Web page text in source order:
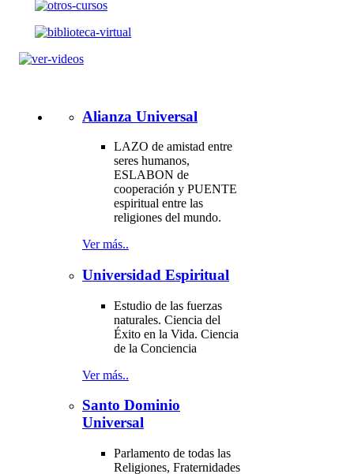
Alianza Universal
LAZO de amistad entre
seres humanos,
ESLABON de
cooperación y PUENTE
espiritual entre las
religiones del mundo.
Ver más..
Universidad Espiritual
Estudio de las fuerzas
naturales. Ciencia del
Éxito en la Vida. Ciencia
de la Conciencia
Ver más..
Santo Dominio
Universal
Parlamento de todas las
Religiones, Fraternidades